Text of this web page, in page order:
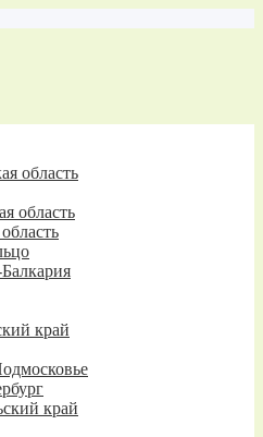
область
область
край
край